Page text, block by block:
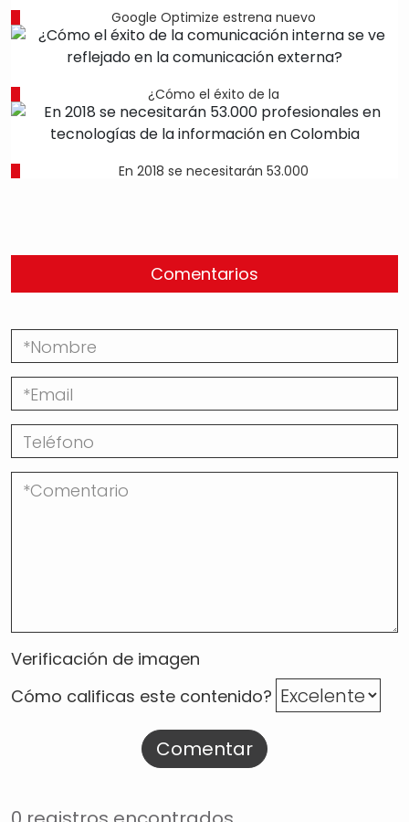
Google Optimize estrena nuevo
¿Cómo el éxito de la
En 2018 se necesitarán 53.000
Comentarios
Verificación de imagen
Cómo calificas este contenido?
Comentar